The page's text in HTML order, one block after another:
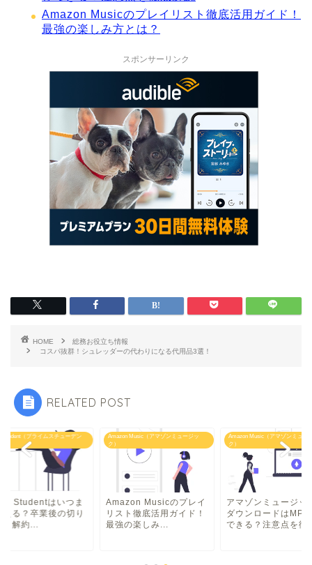
Amazon Musicのプレイリスト徹底活用ガイド！
最強の楽しみ方とは？
スポンサーリンク
HOME
総務お役立ち情報
コスパ抜群！シュレッダーの代わりになる代用品3選！
RELATED POST
Student（プライムスチューデン
Studentはいつま
える？卒業後の切り
と解約...
Amazon Music（アマゾンミュージッ
ク）
Amazon Musicのプレイ
リスト徹底活用ガイド！
最強の楽しみ...
Amazon Music（アマゾンミュー
ク）
アマゾンミュージッ
ダウンロードはMP3
できる？注意点を徹